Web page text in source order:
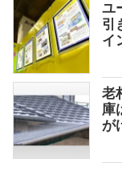
ユ
引
イ
老
庫
が